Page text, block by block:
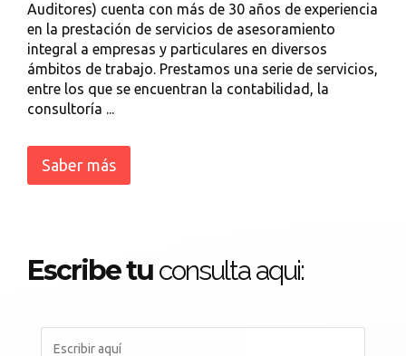
Auditores) cuenta con más de 30 años de experiencia
en la prestación de servicios de asesoramiento
integral a empresas y particulares en diversos
ámbitos de trabajo. Prestamos una serie de servicios,
entre los que se encuentran la contabilidad, la
consultoría ...
Saber más
Escribe tu consulta aqui: